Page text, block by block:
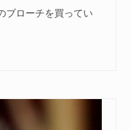
ブローチを買ってい